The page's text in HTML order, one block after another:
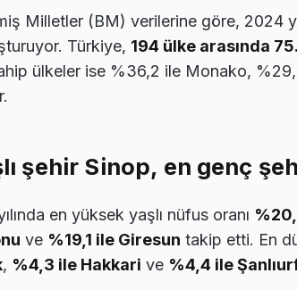
Milletler (BM) verilerine göre, 2024
Türkiye, 194 ülke arasında
ülkeler ise %36,2 ile Monako,
şehir Sinop, en genç
en yüksek yaşlı nüfus oranı
ve %19,1 ile Giresun takip etti. En
, %4,3 ile Hakkari ve %4,4 ile